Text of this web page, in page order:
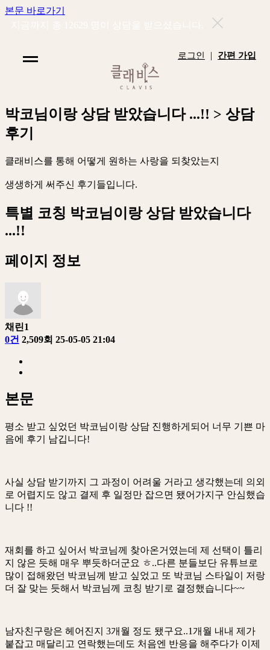
본문 바로가기
로그인 | 간편 가입
박코님이 랑 상담 받았습니 다 ...!! > 상담
후기
클래 비 스를 통해 어 떻게 원하는 사랑을 되 찾았는지
생생하게 써 주신 후기 들입니 다.
특별 코칭 박코님이랑 상담 받았습니다
...!!
페이지 정보
채린1
0건 2,509회 25-05-05 21:04
본문
평소 받고 싶었던 박코님이랑 상담 진행하게되어 너무 기쁜 마
음에 후기 남깁니다!
사실 상담 받기까지 그 과정이 어려울 거라고 생각했는데 의외
로 어렵지도 않고 결제 후 일정만 잡으면 됐어가지구 안심했습
니다 !!
재회를 하고 싶어서 박코님께 찾아온거였는데 제 선택이 틀리
지 않은 듯해 매우 뿌듯하더군요 ㅎ..다른 분들보단 유튜브로
많이 접해왔던 박코님께 받고 싶었고 또 박코님 스타일이 저랑
더 잘 맞는 듯해서 박코님께 코칭 받기로 결정했습니다~~
남자친구랑은 헤어진지 3개월 정도 됐구요..1개월 내내 제가
붙잡고 매달리고 연락했는데도 처음엔 반응을 해주다가 이제